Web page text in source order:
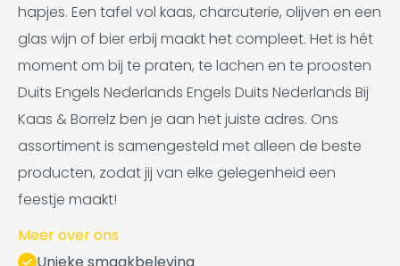
hapjes. Een tafel vol kaas, charcuterie, olijven en een
glas wijn of bier erbij maakt het compleet. Het is hét
moment om bij te praten, te lachen en te proosten
Duits Engels Nederlands Engels Duits Nederlands Bij
Kaas & Borrelz ben je aan het juiste adres. Ons
assortiment is samengesteld met alleen de beste
producten, zodat jij van elke gelegenheid een
feestje maakt!
Meer over ons
Unieke smaakbeleving